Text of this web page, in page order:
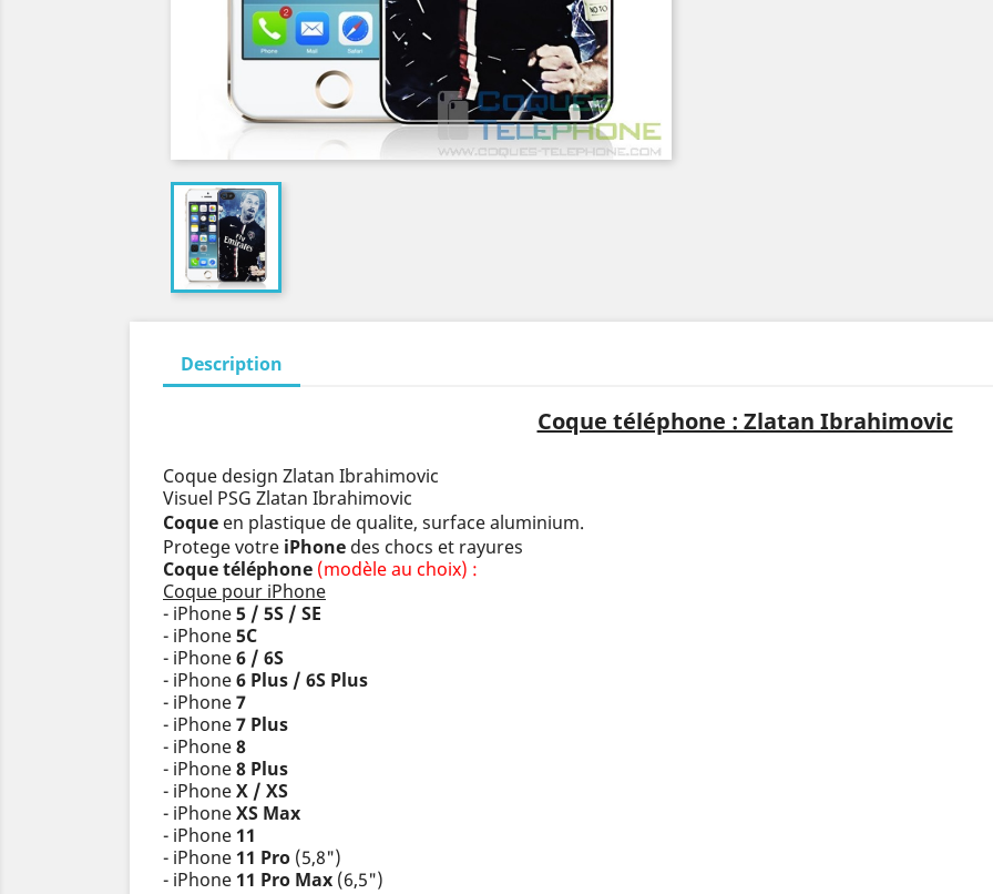
Description
Coque téléphone : Zlatan Ibrahimovic
Coque design Zlatan Ibrahimovic
Visuel PSG Zlatan Ibrahimovic
Coque en plastique de qualite, surface aluminium.
Protege votre iPhone des chocs et rayures
Coque téléphone (modèle au choix) :
Coque pour iPhone
- iPhone5 / 5S / SE
- iPhone5C
- iPhone6 / 6S
- iPhone6 Plus / 6S Plus
- iPhone7
- iPhone7 Plus
- iPhone8
- iPhone8 Plus
- iPhoneX / XS
- iPhoneXS Max
- iPhone 11
- iPhone 11 Pro (5,8")
- iPhone 11 Pro Max (6,5")